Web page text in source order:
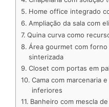
n k
Home office integrado
Ampliação da sala com
Quina curva como
Área gourmet com forno
sinterizada
Closet com portas em
Cama com marcenaria
inferiores
Banheiro com mescla